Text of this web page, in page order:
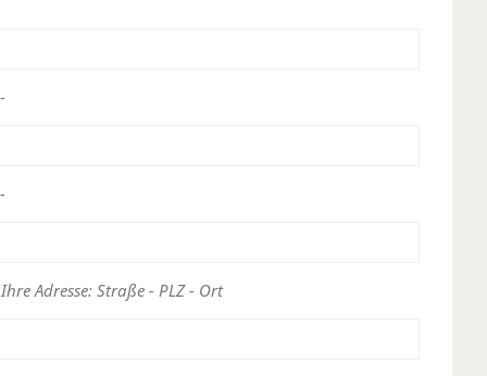
Adresse: Straße - PLZ - Ort